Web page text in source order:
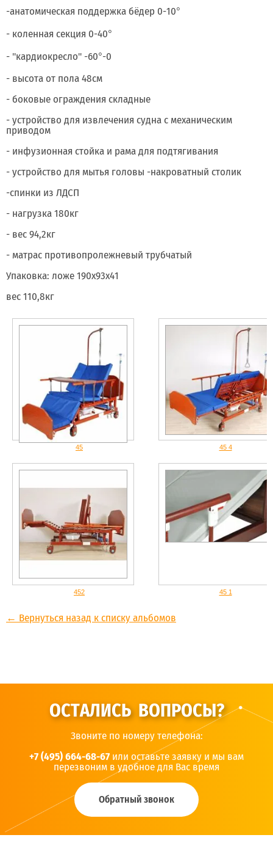
-анатомическая поддержка бёдер 0-10°
- коленная секция 0-40°
- "кардиокресло" -60°-0
- высота от пола 48см
- боковые ограждения складные
- устройство для извлечения судна с механическим
приводом
- инфузионная стойка и рама для подтягивания
- устройство для мытья головы -накроватный столик
-спинки из ЛДСП
- нагрузка 180кг
- вес 94,2кг
- матрас противопролежневый трубчатый
Упаковка: ложе 190х93х41
вес 110,8кг
45 45 4
452 45 1
← Вернуться назад к списку альбомов
ОСТАЛИСЬ ВОПРОСЫ?
Звоните по номеру телефона:
+7 (495) 664-68-67 или оставьте заявку и мы вам
перезвоним в удобное для Вас время
Обратный звонок